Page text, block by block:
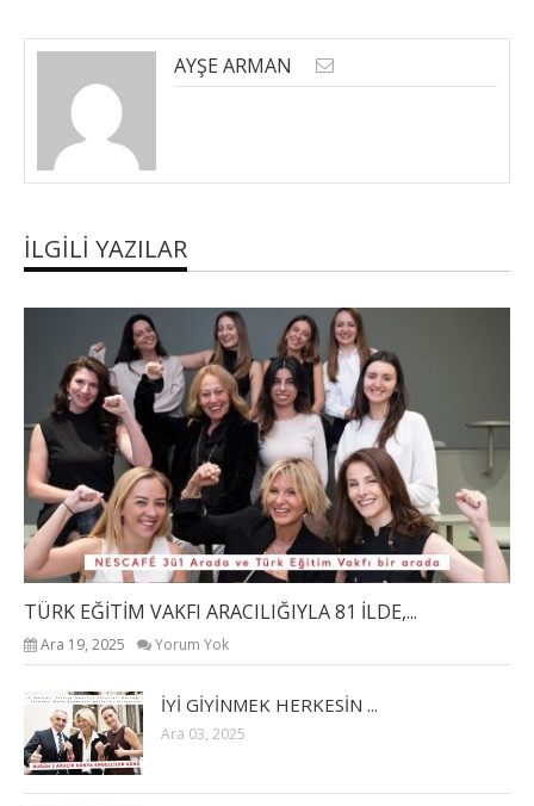
AYŞE ARMAN
İLGILI YAZILAR
TÜRK EĞİTİM VAKFI ARACILIĞIYLA 81 İLDE,...
Ara 19, 2025 Yorum Yok
İYİ GİYİNMEK HERKESİN ...
Ara 03, 2025